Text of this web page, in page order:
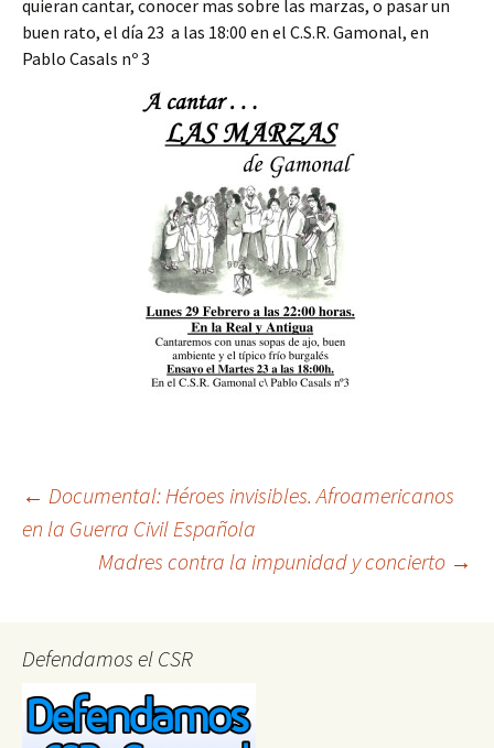
quieran cantar, conocer mas sobre las marzas, o pasar un
buen rato, el día 23 a las 18:00 en el C.S.R. Gamonal, en
Pablo Casals nº 3
Post
navigation
← Documental: Héroes invisibles. Afroamericanos
en la Guerra Civil Española
Madres contra la impunidad y concierto →
Defendamos el CSR